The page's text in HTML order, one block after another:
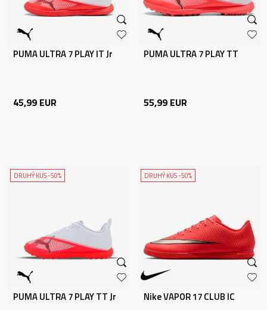
PUMA ULTRA 7 PLAY IT Jr
45,99 EUR
PUMA ULTRA 7 PLAY TT
55,99 EUR
DRUHÝ KUS -50%
PUMA ULTRA 7 PLAY TT Jr
DRUHÝ KUS -50%
Nike VAPOR 17 CLUB IC